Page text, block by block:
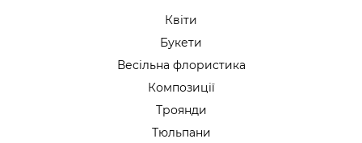
Квіти
Букети
Весільна флористика
Композиції
Троянди
Тюльпани